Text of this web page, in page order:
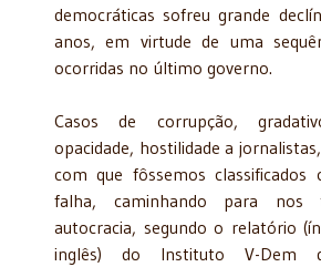
democráticas sofreu grande
anos, em virtude de uma
ocorridas no último governo.
Casos de corrupção,
opacidade, hostilidade a
com que fôssemos classificados
falha, caminhando para nos
autocracia, segundo o relatório
inglês) do Instituto V-Dem